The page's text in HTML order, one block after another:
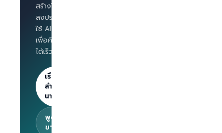
สร้างโปรไฟล์บริษัท
ลงประกาศงาน และ
ใช้ AI Interview
เพื่อคัดกรองผู้สมัคร
ได้เร็วขึ้น
เริ่มต้น
สำหรับ
นายจ้าง
พูดคุยกับทีม
ขาย